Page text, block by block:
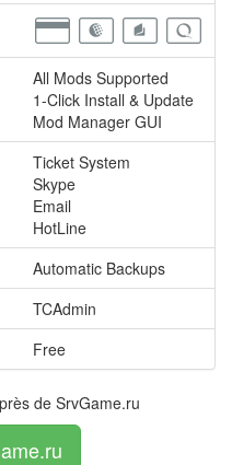
All Mods Supported
1-Click Install & Update
Mod Manager GUI
Ticket System
Skype
Email
HotLine
Automatic Backups
TCAdmin
Free
de SrvGame.ru